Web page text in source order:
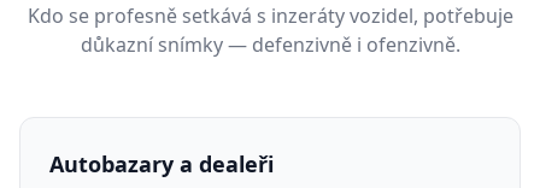
Kdo se profesně setkává s inzeráty vozidel, potřebuje
důkazní snímky — defenzivně i ofenzivně.
Autobazary a dealeři